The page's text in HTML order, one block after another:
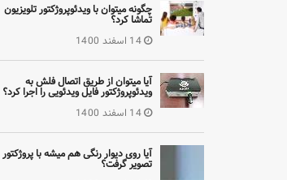
چگونه میتوان با ویدئوپروژکتور تلویزیون
تماشا کرد؟
14 اسفند 1400
آیا میتوان از طریق اتصال فلش به
ویدئوپروژکتور فایل ویدئویی را اجرا کرد؟
14 اسفند 1400
آیا روی دیوار رنگی هم میشه با پروژکتور
تصویر گرفت؟